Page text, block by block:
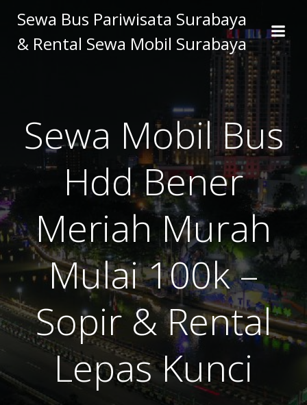
to
content
Sewa Bus Pariwisata Surabaya
& Rental Sewa Mobil Surabaya
Sewa Mobil Bus
Hdd Bener
Meriah Murah
Mulai 100k –
Sopir & Rental
Lepas Kunci